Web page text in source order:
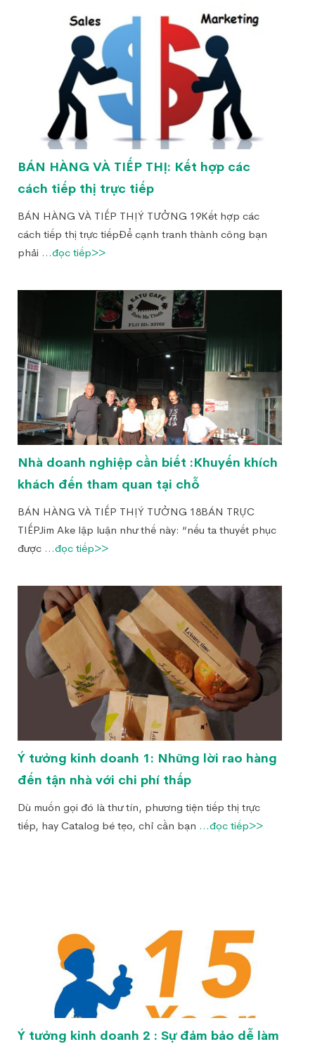
BÁN HÀNG VÀ TIẾP THỊ: Kết hợp các
cách tiếp thị trực tiếp
BÁN HÀNG VÀ TIẾP THỊÝ TƯỞNG 19Kết hợp các
cách tiếp thị trực tiếpĐể cạnh tranh thành công bạn
phải ...đọc tiếp>>
Nhà doanh nghiệp cần biết :Khuyến khích
khách đến tham quan tại chỗ
BÁN HÀNG VÀ TIẾP THỊÝ TƯỞNG 18BÁN TRỰC
TIẾPJim Ake lập luận như thế này: “nếu ta thuyết phục
được ...đọc tiếp>>
Ý tưởng kinh doanh 1: Những lời rao hàng
đến tận nhà với chi phí thấp
Dù muốn gọi đó là thư tín, phương tiện tiếp thị trực
tiếp, hay Catalog bé tẹo, chỉ cần bạn ...đọc tiếp>>
Ý tưởng kinh doanh 2 : Sự đảm bảo dễ làm